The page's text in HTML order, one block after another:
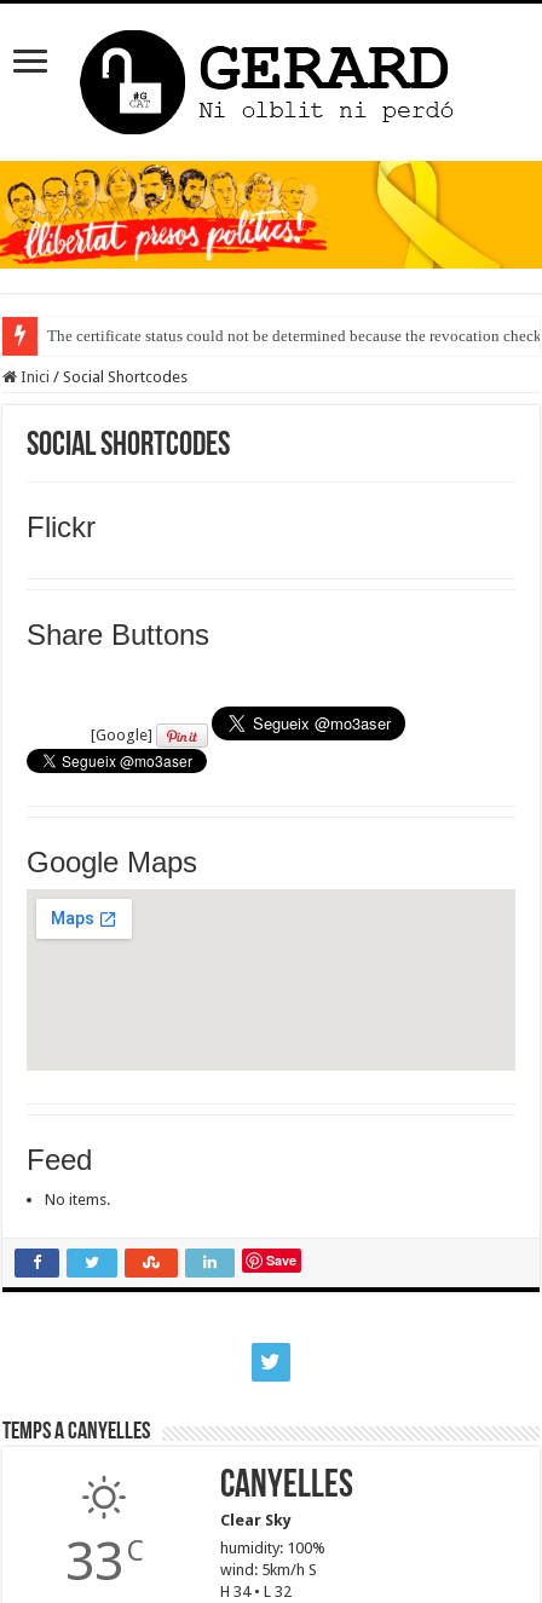
The certificate status could not be determined because the revocation
Inici / Social Shortcodes
Social Shortcodes
Flickr
Share Buttons
[Google]
Google Maps
Feed
No items.
Save
Temps a Canyelles
33 C
Canyelles
Clear Sky
humidity: 100%
wind: 5km/h S
H 34 • L 32